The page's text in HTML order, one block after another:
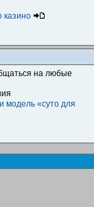
казино
на любые
модель «суто для